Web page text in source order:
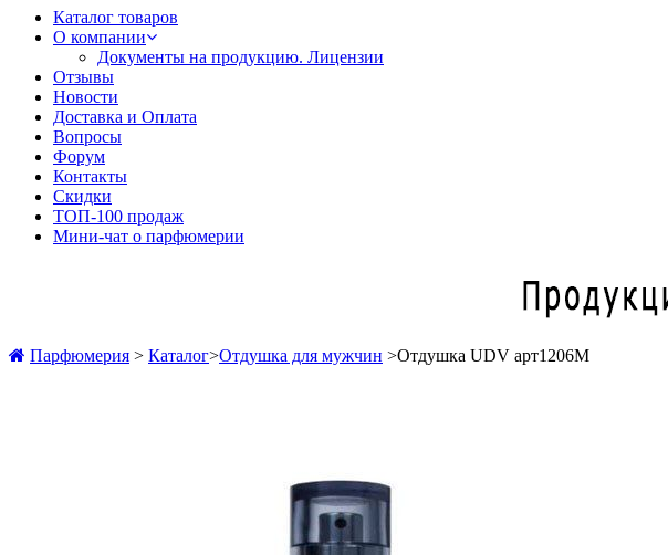
Каталог товаров
О компании
Документы на продукцию. Лицензии
Отзывы
Новости
Доставка и Оплата
Вопросы
Форум
Контакты
Скидки
ТОП-100 продаж
Мини-чат о парфюмерии
Парфюмерия > Каталог>Отдушка для мужчин >Отдушка UDV арт1206M